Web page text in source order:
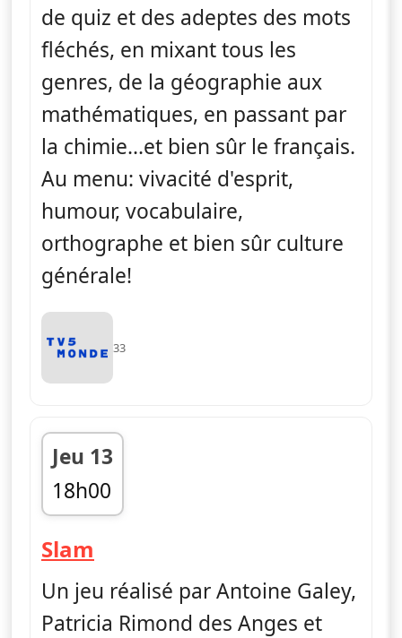
de quiz et des adeptes des mots
fléchés, en mixant tous les
genres, de la géographie aux
mathématiques, en passant par
la chimie...et bien sûr le français.
Au menu: vivacité d'esprit,
humour, vocabulaire,
orthographe et bien sûr culture
générale!
33
Jeu 13
18h00
fin 18h50
Slam
Un jeu réalisé par Antoine Galey,
Patricia Rimond des Anges et